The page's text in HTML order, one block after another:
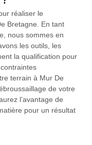
réaliser le
Bretagne. En tant
nous sommes en
les outils, les
la qualification pour
terrain à Mur De
de votre
l’avantage de
pour un résultat